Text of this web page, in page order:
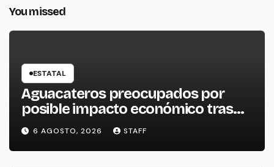
You missed
ESTATAL
Aguacateros preocupados por
posible impacto económico tras
alerta de Estados Unidos
6 AGOSTO, 2026 STAFF